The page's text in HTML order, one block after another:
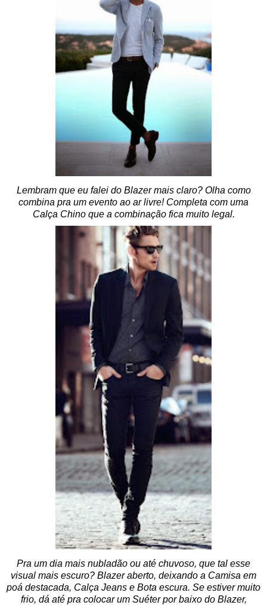
Lembram que eu falei do Blazer mais claro? Olha como
combina pra um evento ao ar livre! Completa com uma
Calça Chino que a combinação fica muito legal.
Pra um dia mais nubladão ou até chuvoso, que tal esse
visual mais escuro? Blazer aberto, deixando a Camisa em
poá destacada, Calça Jeans e Bota escura. Se estiver muito
frio, dá até pra colocar um Suéter por baixo do Blazer,